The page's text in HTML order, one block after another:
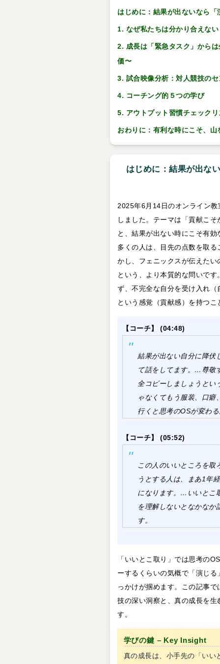
はじめに：結果が出ないなら
1. なぜ私たちは分かり合えな
2. 成長は「緊急タスク」から
価〜
3. 試合映像分析：対人競技の
4. コーチング的５つの学び
5. アウトプット習慣チェックリ
おわりに：有利な時にこそ、山
はじめに：結果が出な
2025年6月14日のオンライン
しました。テーマは「貢献こ
と、結果が出ない時にこそ有
多くの人は、目先の点数を取
かし、フェニックスが伝えた
という、より本質的な問いで
ず、不完全な自分を受け入れ
という感覚（貢献感）を持つこ
【コーチ】 (04:48)
結果が出ない自分に降伏
て話をしてます。…尊敬
全コピーしましょうとい
ゃなくてもう服装、口癖
行くと思考のOSが変わ
【コーチ】 (05:52)
この人のいいところを取
うとする人は、まあ1年
になります。…いいとこ
を理解しないとなかなか
す。
「いいとこ取り」では思考の
ーするくらいの気概で「演じ
っかけが掴めます。この記事
技の深い洞察と、真の成長を
す。
学びの鍵 – Key Insight
真の成長は、小手先の「いい